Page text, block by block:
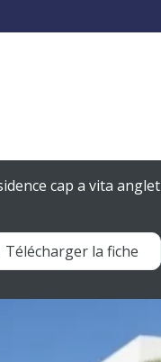
cap a vita anglet
Télécharger la fiche